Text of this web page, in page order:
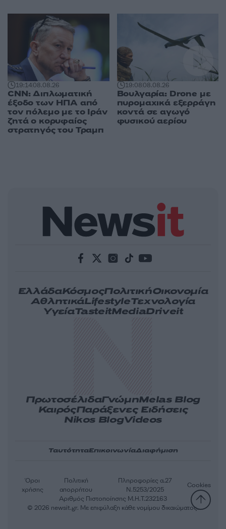
19:1408.08.26
CNN: Διπλωματική
έξοδο των ΗΠΑ από
τον πόλεμο με το Ιράν
ζητά ο κορυφαίος
στρατηγός του Τραμπ
19:0808.08.26
Βουλγαρία: Drone με
πυρομαχικά εξερράγη
κοντά σε αγωγό
φυσικού αερίου
ΕλλάδαΚόσμοςΠολιτικήΟικονομία
ΑθλητικάLifestyleΤεχνολογία
ΥγείαTasteitMediaDriveit
ΠρωτοσέλιδαΓνώμηMelas Blog
ΚαιρόςΠαράξενες Ειδήσεις
Nikos BlogVideos
ΤαυτότηταΕπικοινωνίαΔιαφήμιση
Αριθμός Πιστοποίησης Μ.Η.Τ.232163
Όροι
χρήσης
Πολιτική
απορρήτου
Πληροφορίες α.27
Ν.5253/2025
Cookies
© 2026 newsit.gr. Με επιφύλαξη κάθε νομίμου δικαιώματος.